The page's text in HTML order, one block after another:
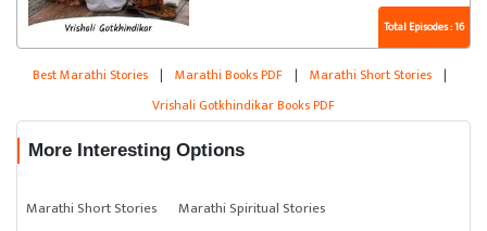
Total Episodes : 16
Best Marathi Stories | Marathi Books PDF | Marathi Short Stories |
Vrishali Gotkhindikar Books PDF
More Interesting Options
Marathi Short Stories
Marathi Spiritual Stories